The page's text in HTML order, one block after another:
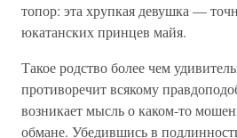
топор: эта хрупкая девушка —
юкатанских принцев майя.
Такое родство более чем
противоречит всякому
возникает мысль о каком-то
обмане. Убедившись в